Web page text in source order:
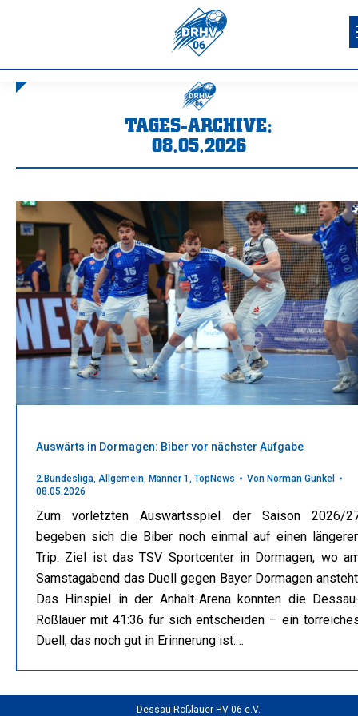
TAGES-ARCHIVE:
08.05.2026
Auswärts in Dormagen: Biber vor nächster Aufgabe
2.Bundesliga, Allgemein, Männer 1 , TopNews Von Norman Gunkel
08.05.2026
Zum vorletzten Auswärtsspiel der Saison 2026/
begeben sich die Biber noch einmal auf einen
Trip. Ziel ist das TSV Sportcenter in Dormagen, wo
Samstagabend das Duell gegen Bayer Dormagen
Das Hinspiel in der Anhalt-Arena konnten die
Roßlauer mit 41:36 für sich entscheiden – ein
Duell, das noch gut in Erinnerung ist.…
Dessau-Roßlauer HV 06 e.V.